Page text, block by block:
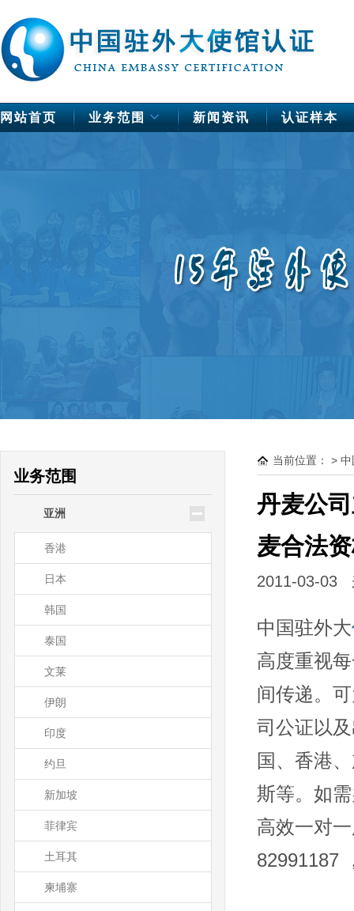
网站首页 业务范围 新闻资讯 认证样本
芬兰
新西兰
瑙鲁
业务范围
亚洲
香港
日本
韩国
泰国
文莱
伊朗
印度
约旦
新加坡
菲律宾
土耳其
柬埔寨
当前位置： > 中
丹麦公
麦合法
2011-03-03
中国驻外大
高度重视
间传递。
司公证以
国、香港
斯等。如
高效一对
82991187